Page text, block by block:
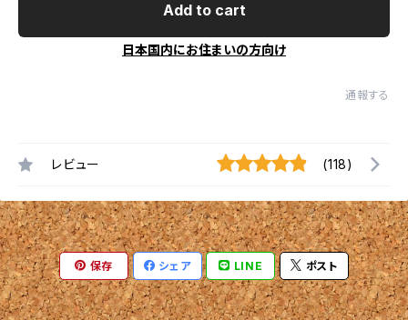
Add to cart
日本国内にお住まいの方向け
通報する
レビュー (118)
保存 シェア LINE ポスト